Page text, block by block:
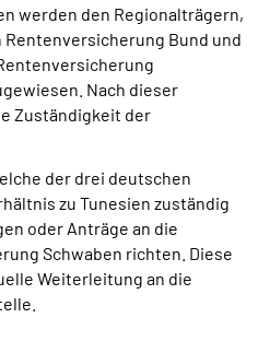
werden den Regionalträgern,
Bund und
Nach dieser
Zuständigkeit der
der drei deutschen
zu Tunesien zuständig
oder Anträge an die
Schwaben richten. Diese
Weiterleitung an die